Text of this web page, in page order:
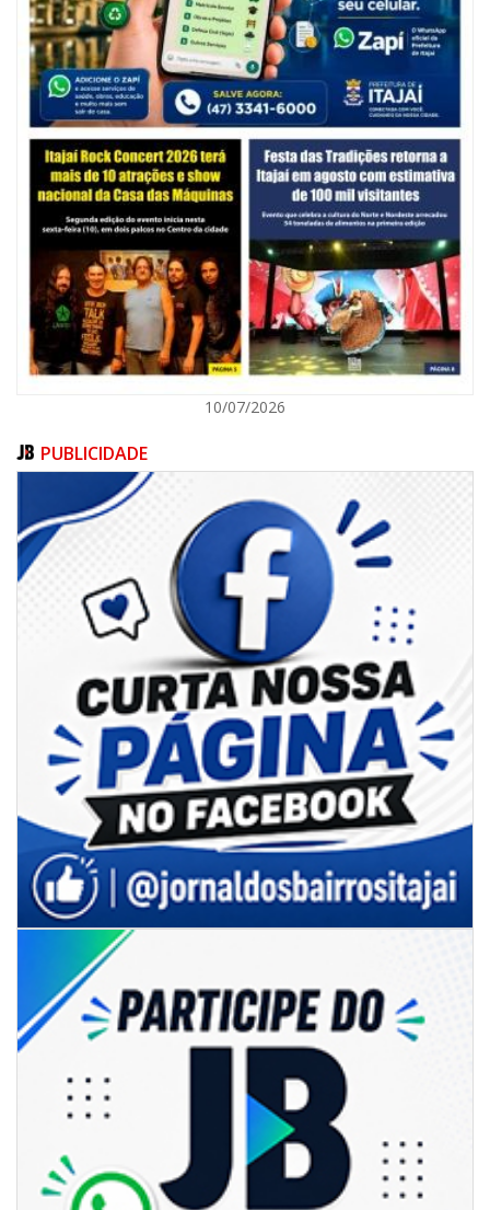
06/08/2026 | 10:14
Defesa Civil de SC monitora formação de ciclone-bomba no Sul do Brasil;
entenda como o fenômeno se forma e quais os impactos no estado
ITAJAÍ
06/08/2026 | 18:18
Programa de IST/Aids e Hepatites Virais faz testagem rápida em frente
ao CIS
GERAL
10/07/2026
PUBLICIDADE